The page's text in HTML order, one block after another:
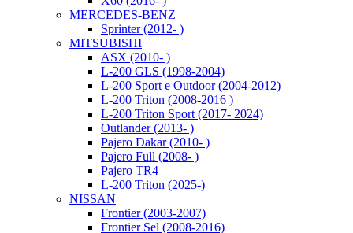
MERCEDES-BENZ
Sprinter (2012- )
MITSUBISHI
ASX (2010- )
L-200 GLS (1998-2004)
L-200 Sport e Outdoor (2004-2012)
L-200 Triton (2008-2016 )
L-200 Triton Sport (2017- 2024)
Outlander (2013- )
Pajero Dakar (2010- )
Pajero Full (2008- )
Pajero TR4
L-200 Triton (2025-)
NISSAN
Frontier (2003-2007)
Frontier Sel (2008-2016)